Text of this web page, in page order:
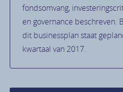
fondsomvang,
en governance beschreven.
dit businessplan staat
kwartaal van 2017.